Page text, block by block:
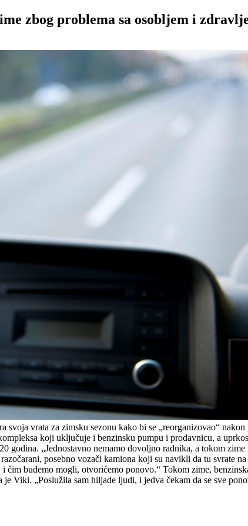
zbog problema sa osobljem i
vrata za zimsku sezonu kako bi se „reorganizovao“
koji uključuje i benzinsku pumpu i prodavnicu, a
„Jednostavno nemamo dovoljno radnika, a tokom
posebno vozači kamiona koji su navikli da tu svrate
budemo mogli, otvorićemo ponovo.“ Tokom zime,
Viki. „Poslužila sam hiljade ljudi, i jedva čekam da se sve